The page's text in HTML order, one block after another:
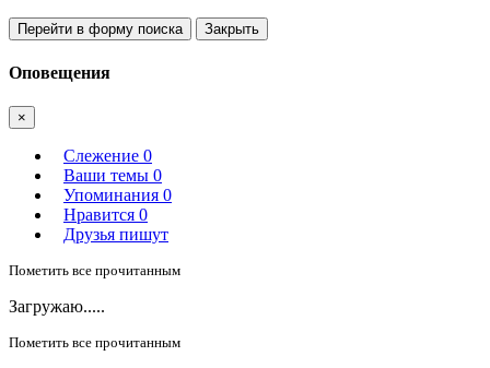
Перейти в форму поиска Закрыть
Оповещения
×
Слежение 0
Ваши темы 0
Упоминания 0
Нравится 0
Друзья пишут
Пометить все прочитанным
Загружаю.....
Пометить все прочитанным